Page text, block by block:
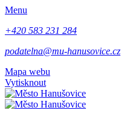
Menu
+420 583 231 284
podatelna@mu-hanusovice.cz
Mapa webu
Vytisknout